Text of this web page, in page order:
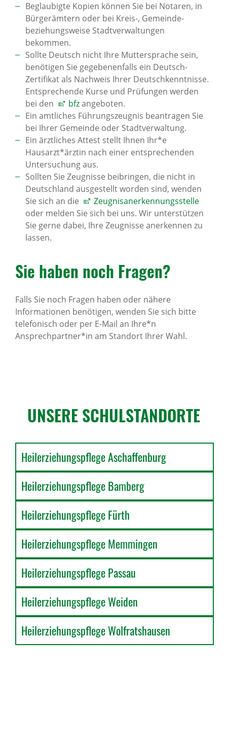
Beglaubigte Kopien können Sie bei Notaren, in
Bürgerämtern oder bei Kreis-, Gemeinde-
beziehungsweise Stadtverwaltungen
bekommen.
Sollte Deutsch nicht Ihre Muttersprache sein,
benötigen Sie gegebenenfalls ein Deutsch-
Zertifikat als Nachweis Ihrer Deutschkenntnisse.
Entsprechende Kurse und Prüfungen werden
bei den
bfzangeboten.
Ein amtliches Führungszeugnis beantragen Sie
bei Ihrer Gemeinde oder Stadtverwaltung.
Ein ärztliches Attest stellt Ihnen Ihr*e
Hausarzt*ärztin nach einer entsprechenden
Untersuchung aus.
Sollten Sie Zeugnisse beibringen, die nicht in
Deutschland ausgestellt worden sind, wenden
Sie sich an die
Zeugnisanerkennungsstelle
oder melden Sie sich bei uns. Wir unterstützen
Sie gerne dabei, Ihre Zeugnisse anerkennen zu
lassen.
Sie haben noch Fragen?
Falls Sie noch Fragen haben oder nähere
Informationen benötigen, wenden Sie sich bitte
telefonisch oder per E-Mail an Ihre*n
Ansprechpartner*in am Standort Ihrer Wahl.
UNSERE SCHULSTANDORTE
Heilerziehungspflege Aschaffenburg
Heilerziehungspflege Bamberg
Heilerziehungspflege Fürth
Heilerziehungspflege Memmingen
Heilerziehungspflege Passau
Heilerziehungspflege Weiden
Heilerziehungspflege Wolfratshausen